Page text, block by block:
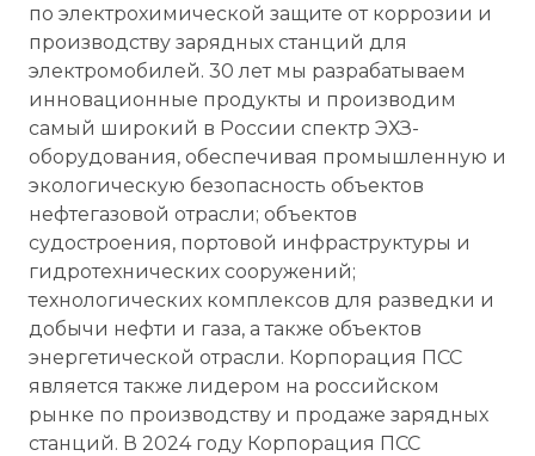
по электрохимической защите от коррозии и
производству зарядных станций для
электромобилей. 30 лет мы разрабатываем
инновационные продукты и производим
самый широкий в России спектр ЭХЗ-
оборудования, обеспечивая промышленную и
экологическую безопасность объектов
нефтегазовой отрасли; объектов
судостроения, портовой инфраструктуры и
гидротехнических сооружений;
технологических комплексов для разведки и
добычи нефти и газа, а также объектов
энергетической отрасли. Корпорация ПСС
является также лидером на российском
рынке по производству и продаже зарядных
станций. В 2024 году Корпорация ПСС